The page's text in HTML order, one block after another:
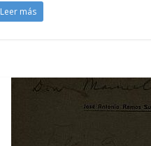
Leer más